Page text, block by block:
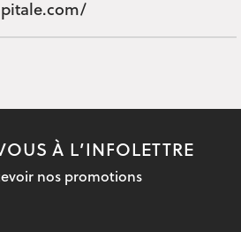
À L’INFOLETTRE
nos promotions